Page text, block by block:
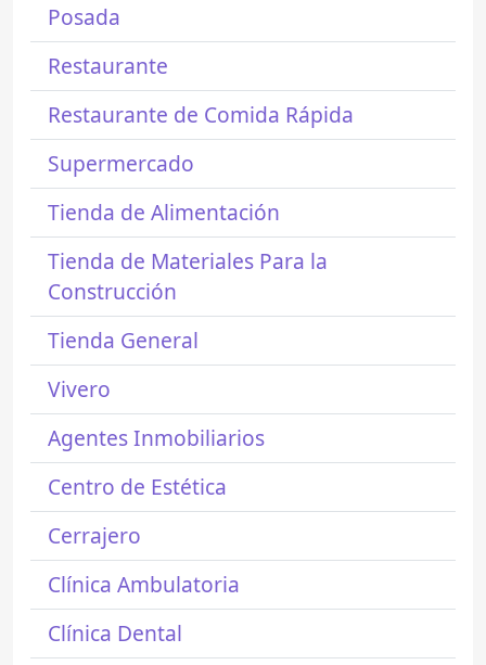
Posada
Restaurante
Restaurante de Comida Rápida
Supermercado
Tienda de Alimentación
Tienda de Materiales Para la
Construcción
Tienda General
Vivero
Agentes Inmobiliarios
Centro de Estética
Cerrajero
Clínica Ambulatoria
Clínica Dental